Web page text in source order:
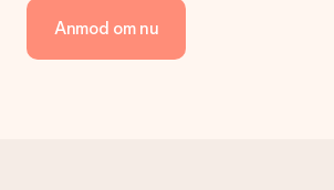
Vi tilbyder følgende betalingsmetoder:
kreditkort, faktura via Klarna eller
manuel betaling overførsel, skal du tage
Anmod om nu